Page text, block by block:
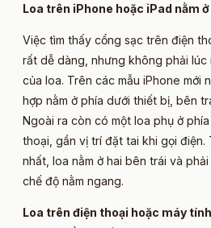
Loa trên iPhone hoặc iPad nằm
Việc tìm thấy cổng sạc trên điện
rất dễ dàng, nhưng không phải
của loa. Trên các mẫu iPhone mới
hợp nằm ở phía dưới thiết bị, bên
Ngoài ra còn có một loa phụ ở
thoại, gần vị trí đặt tai khi gọi điện.
nhất, loa nằm ở hai bên trái và
chế độ nằm ngang.
Loa trên điện thoại hoặc máy